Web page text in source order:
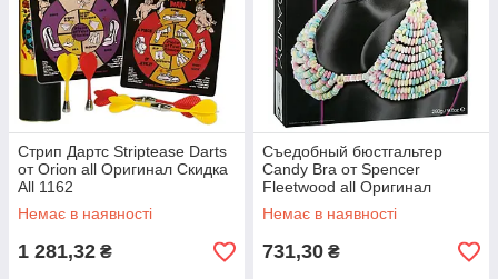
Стрип Дартс Striptease Darts
от Orion all Оригинал Скидка
All 1162
Немає в наявності
1 281,32 ₴
Съедобный бюстгальтер
Candy Bra от Spencer
Fleetwood all Оригинал
Скидка All 1330
Немає в наявності
731,30 ₴